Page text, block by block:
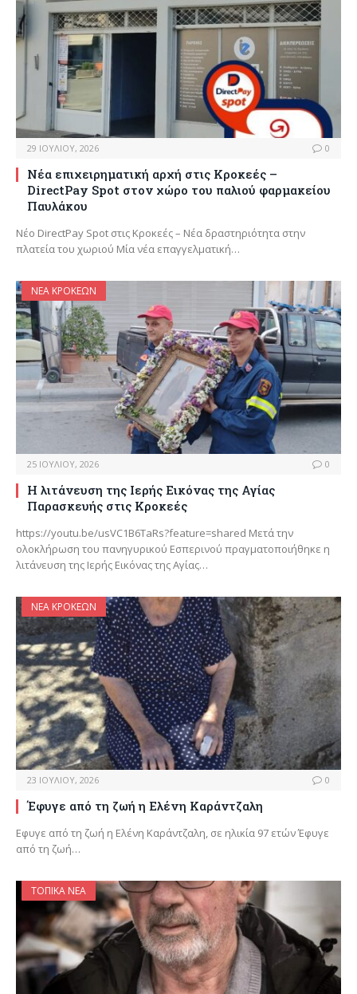
29 ΙΟΥΛΊΟΥ, 2026 0
Νέα επιχειρηματική αρχή στις Κροκεές –
DirectPay Spot στον χώρο του παλιού φαρμακείου
Παυλάκου
Νέο DirectPay Spot στις Κροκεές – Νέα δραστηριότητα στην
πλατεία του χωριού Μία νέα επαγγελματική…
ΝΈΑ ΚΡΟΚΕΏΝ
25 ΙΟΥΛΊΟΥ, 2026 0
Η λιτάνευση της Ιερής Εικόνας της Αγίας
Παρασκευής στις Κροκεές
https://youtu.be/usVC1B6TaRs?feature=shared Μετά την
ολοκλήρωση του πανηγυρικού Εσπερινού πραγματοποιήθηκε η
λιτάνευση της Ιερής Εικόνας της Αγίας…
ΝΈΑ ΚΡΟΚΕΏΝ
23 ΙΟΥΛΊΟΥ, 2026 0
Έφυγε από τη ζωή η Ελένη Καράντζαλη
Εφυγε από τη ζωή η Ελένη Καράντζαλη, σε ηλικία 97 ετών Έφυγε
από τη ζωή…
ΤΟΠΙΚΆ ΝΈΑ